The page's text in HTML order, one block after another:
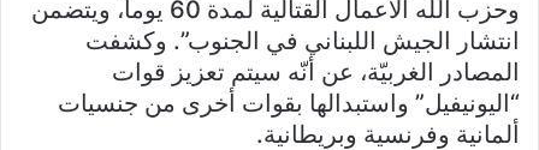
وحزب الله الأعمال القتالية لمدة 60 يوماً، ويتضمن
انتشار الجيش اللبناني في الجنوب”. وكشفت
المصادر الغربيّة، عن أنّه سيتم تعزيز قوات
“اليونيفيل” واستبدالها بقوات أخرى من جنسيات
ألمانية وفرنسية وبريطانية.